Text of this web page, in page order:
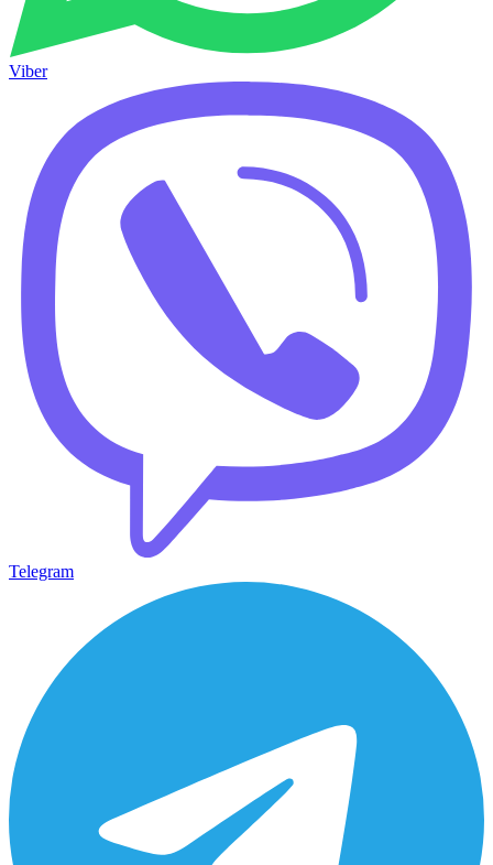
Viber
Telegram